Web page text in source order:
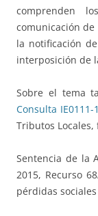
comprenden
comunicación
la notificación
interposición de
Sobre el tema
Consulta IE0111-
Tributos Locales,
Sentencia de la
2015, Recurso
pérdidas